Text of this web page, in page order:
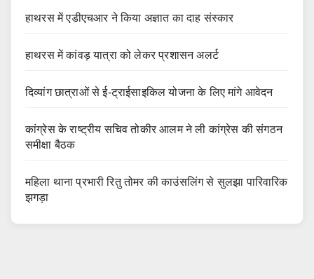
हाथरस में एडीएचआर ने किया अज्ञात का दाह संस्कार
हाथरस में कांवड़ यात्रा को लेकर प्रशासन अलर्ट
दिव्यांग छात्राओं से ई-ट्राईसाइकिल योजना के लिए मांगे आवेदन
कांग्रेस के राष्ट्रीय सचिव तोकीर आलम ने ली कांग्रेस की संगठन
समीक्षा बैठक
महिला थाना प्रभारी रितु तोमर की काउंसलिंग से सुलझा पारिवारिक
झगड़ा